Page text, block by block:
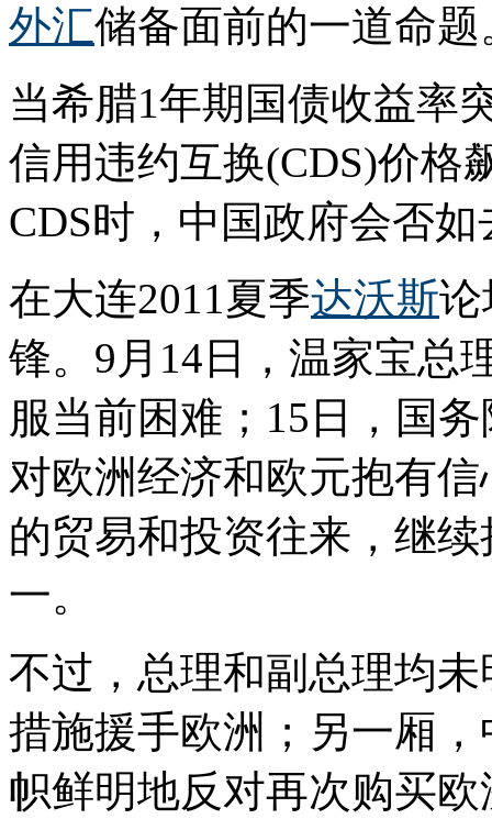
外汇储备面前的一道命题
当希腊1年期国债收益率
信用违约互换(CDS)价格
CDS时，中国政府会否
在大连2011夏季达沃斯论
锋。9月14日，温家宝总
服当前困难；15日，国
对欧洲经济和欧元抱有
的贸易和投资往来，继
一。
不过，总理和副总理均
措施援手欧洲；另一厢
帜鲜明地反对再次购买